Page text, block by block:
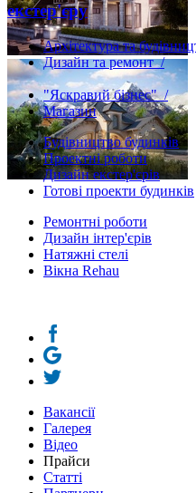
екстер'єру
Архітектура та
Дизайн та ремонт /
"Яскравий бізнес" /
Магазин
Будівництво будинків
Проектні роботи
Дизайн екстер'єрів
Готові проекти будинків
Ремонтні роботи
Дизайн інтер'єрів
Натяжні стелі
Вікна Rehau
Вакансії
Галерея
Відео
Прайси
Статті